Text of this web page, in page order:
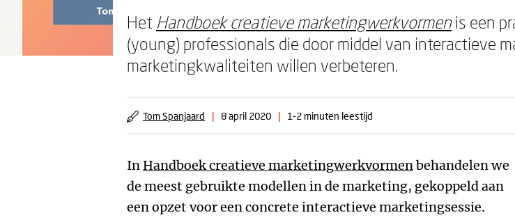
Het Handboek creatieve marketingwerkvormenis een
(young) professionals die door middel van interactieve
marketingkwaliteiten willen verbeteren.
Tom Spanjaard | 8 april 2020 | 1-2 minuten leestijd
InHandboek creatieve marketingwerkvormenbehandelen we
de meest gebruikte modellen in de marketing, gekoppeld aan
een opzet voor een concrete interactieve marketingsessie.